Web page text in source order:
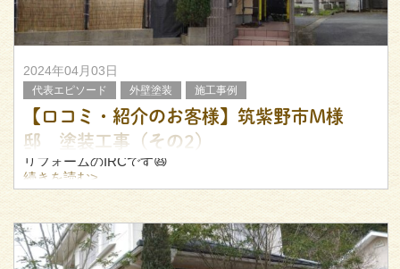
2024年04月03日
代表エピソード 外壁塗装 施工事例
【口コミ・紹介のお客様】筑紫野市M様
邸 塗装工事（その2）
リフォームのIRCです😆
先日ご紹介した筑紫野市M邸にて外壁塗装・屋根漆喰補修
の続きと、内容の補足をお伝えしたいと思います。
これから外壁塗装をお考えの方がいらっしゃいましたら、
ぜひ参考にしてみて
続きを読む>